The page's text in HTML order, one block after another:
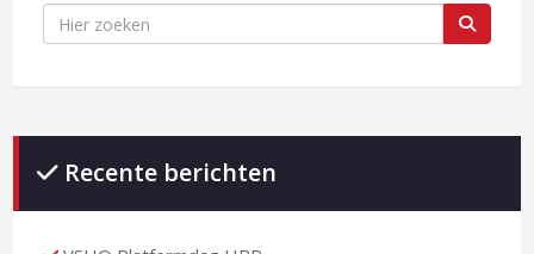
Recente berichten